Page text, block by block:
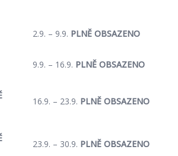
2.9. – 9.9. PLNĚ OBSAZENO
9.9. – 16.9. PLNĚ OBSAZENO
16.9. – 23.9. PLNĚ OBSAZENO
23.9. – 30.9. PLNĚ OBSAZENO